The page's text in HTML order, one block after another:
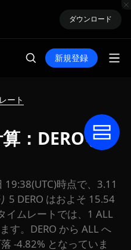
ダウンロード
新規登録
ート
：DEROを
19:38(UTC)時点で、3.11
5 DERO はおよそ 15.54
イムレートでは、1 ALL
す。DERO から ALL へ
-4.82% となっていま